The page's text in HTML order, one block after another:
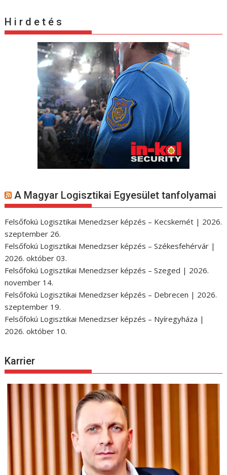
H i r d e t é s
A Magyar Logisztikai Egyesület tanfolyamai
Felsőfokú Logisztikai Menedzser képzés – Kecskemét | 2026.
szeptember 26.
Felsőfokú Logisztikai Menedzser képzés – Székesfehérvár |
2026. október 03.
Felsőfokú Logisztikai Menedzser képzés – Szeged | 2026.
november 14.
Felsőfokú Logisztikai Menedzser képzés – Debrecen | 2026.
szeptember 19.
Felsőfokú Logisztikai Menedzser képzés – Nyíregyháza |
2026. október 10.
Karrier